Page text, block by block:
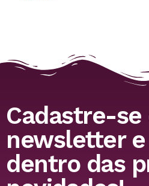
Cadastre-se
newsletter
dentro das